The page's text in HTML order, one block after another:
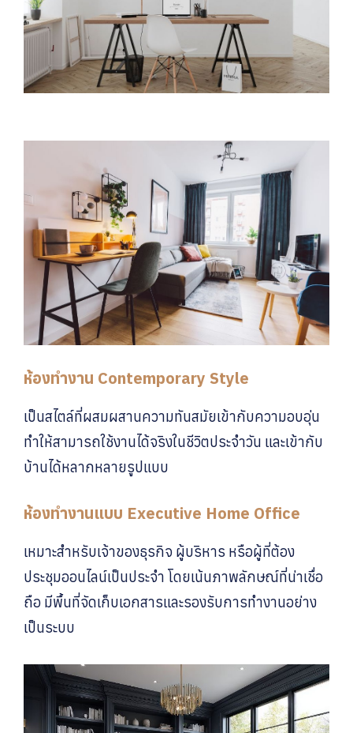
ห้องทำงาน Contemporary Style
เป็นสไตล์ที่ผสมผสานความทันสมัยเข้ากับความอบอุ่น
ทำให้สามารถใช้งานได้จริงในชีวิตประจำวัน และเข้ากับ
บ้านได้หลากหลายรูปแบบ
ห้องทำงานแบบ Executive Home Office
เหมาะสำหรับเจ้าของธุรกิจ ผู้บริหาร หรือผู้ที่ต้อง
ประชุมออนไลน์เป็นประจำ โดยเน้นภาพลักษณ์ที่น่าเชื่อ
ถือ มีพื้นที่จัดเก็บเอกสารและรองรับการทำงานอย่าง
เป็นระบบ